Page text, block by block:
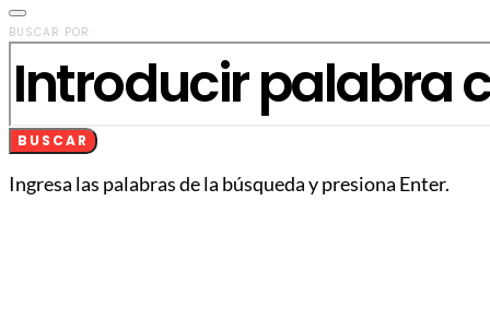
BUSCAR POR:
BUSCAR
Ingresa las palabras de la búsqueda y presiona Enter.